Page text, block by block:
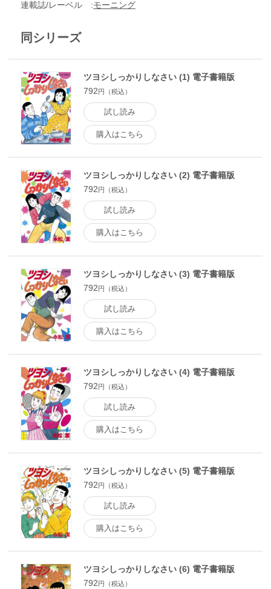
連載誌/レーベル
モーニング
同シリーズ
ツヨシしっかりしなさい (1) 電子書籍版
792円（税込）
試し読み
購入はこちら
ツヨシしっかりしなさい (2) 電子書籍版
792 円（税込）
試し読み
購入はこちら
ツヨシしっかりしなさい (3) 電子書籍版
792円（税込）
試し読み
購入はこちら
ツヨシしっかりしなさい (4) 電子書籍版
792 円（税込）
試し読み
購入はこちら
ツヨシしっかりしなさい (5) 電子書籍版
792円（税込）
試し読み
購入はこちら
ツヨシしっかりしなさい (6) 電子書籍版
792円（税込）